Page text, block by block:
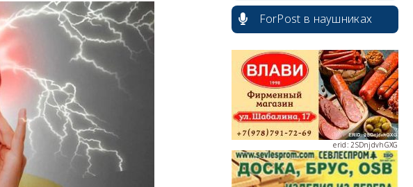
ForPost в наушниках
erid: 2SDnjdPjgYS
erid: 2SDnjdvhGXG